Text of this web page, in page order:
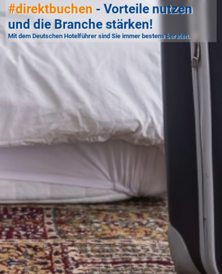
#direktbuchen - Vorteile nutzen
und die Branche stärken!
Mit dem Deutschen Hotelführer sind Sie immer bestens beraten.